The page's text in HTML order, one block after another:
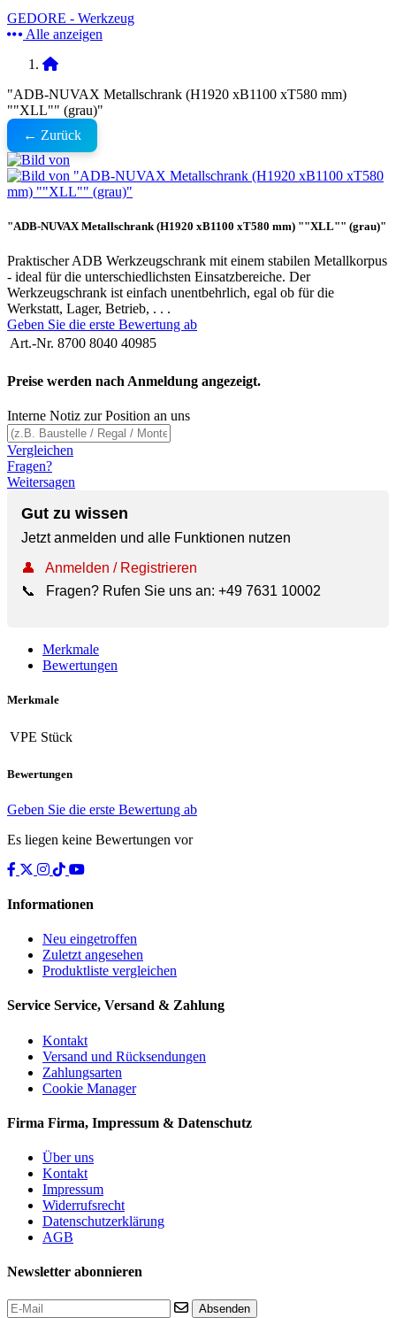
GEDORE - Werkzeug
Alle anzeigen
"ADB-NUVAX Metallschrank (H1920 xB1100 xT580 mm)
""XLL"" (grau)"
← Zurück
"ADB-NUVAX Metallschrank (H1920 xB1100 xT580 mm) ""XLL"" (grau)"
Praktischer ADB Werkzeugschrank mit einem stabilen Metallkorpus
- ideal für die unterschiedlichsten Einsatzbereiche. Der
Werkzeugschrank ist einfach unentbehrlich, egal ob für die
Werkstatt, Lager, Betrieb, . . .
Geben Sie die erste Bewertung ab
Art.-Nr. 8700 8040 40985
Preise werden nach Anmeldung angezeigt.
Interne Notiz zur Position an uns
Vergleichen
Fragen?
Weitersagen
Gut zu wissen
Jetzt anmelden und alle Funktionen nutzen
👤
Anmelden / Registrieren
📞
Fragen? Rufen Sie uns an: +49 7631 10002
Merkmale
Bewertungen
Merkmale
VPE Stück
Bewertungen
Geben Sie die erste Bewertung ab
Es liegen keine Bewertungen vor
Informationen
Neu eingetroffen
Zuletzt angesehen
Produktliste vergleichen
Service Service, Versand & Zahlung
Kontakt
Versand und Rücksendungen
Zahlungsarten
Cookie Manager
Firma Firma, Impressum & Datenschutz
Über uns
Kontakt
Impressum
Widerrufsrecht
Datenschutzerklärung
AGB
Newsletter abonnieren
Absenden